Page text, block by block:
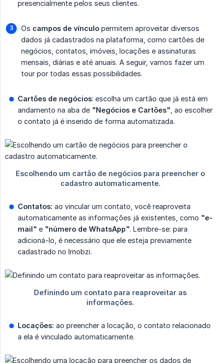
presencialmente pelos seus clientes.
Os campos de vínculo permitem aproveitar diversos
dados já cadastrados na plataforma, como cartões de
negócios, contatos, imóveis, locações e assinaturas
mensais, diárias e até anuais. A seguir, vamos fazer um
tour por todas essas possibilidades.
Cartões de negócios: escolha um cartão que já está em
andamento na aba de "Negócios e Cartões" , ao escolher
o contato já é inserido de forma automatizada.
Contatos: ao vincular um contato, você reaproveita
automaticamente as informações já existentes, como "e-
mail" e "número de WhatsApp". Lembre-se: para
adicioná-lo, é necessário que ele esteja previamente
cadastrado no Imobzi.
Locações: ao preencher a locação, o contato relacionado
a ela é vinculado automaticamente.